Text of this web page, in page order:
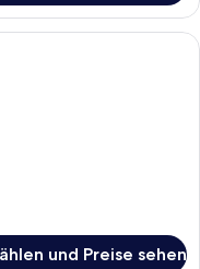
(Deluxe King 305) |
und Preise sehen